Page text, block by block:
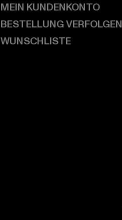
MEIN KUNDENKONTO
BESTELLUNG VERFOLGEN
WUNSCHLISTE